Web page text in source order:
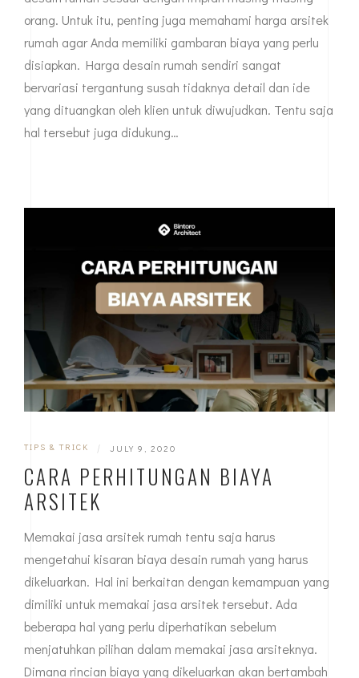
orang. Untuk itu, penting juga memahami harga arsitek
rumah agar Anda memiliki gambaran biaya yang perlu
disiapkan. Harga desain rumah sendiri sangat
bervariasi tergantung susah tidaknya detail dan ide
yang dituangkan oleh klien untuk diwujudkan. Tentu saja
hal tersebut juga didukung…
TIPS & TRICK | JULY 9, 2020
CARA PERHITUNGAN BIAYA
ARSITEK
Memakai jasa arsitek rumah tentu saja harus
mengetahui kisaran biaya desain rumah yang harus
dikeluarkan. Hal ini berkaitan dengan kemampuan yang
dimiliki untuk memakai jasa arsitek tersebut. Ada
beberapa hal yang perlu diperhatikan sebelum
menjatuhkan pilihan dalam memakai jasa arsiteknya.
Dimana rincian biaya yang dikeluarkan akan bertambah